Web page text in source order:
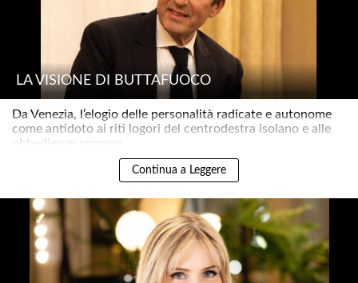
LA VISIONE DI BUTTAFUOCO
Da Venezia, l’elogio delle personalità radicate e autonome
come antidoto ai riti logori del centrodestra isolano e alle
obbedienze romane..
Continua a Leggere